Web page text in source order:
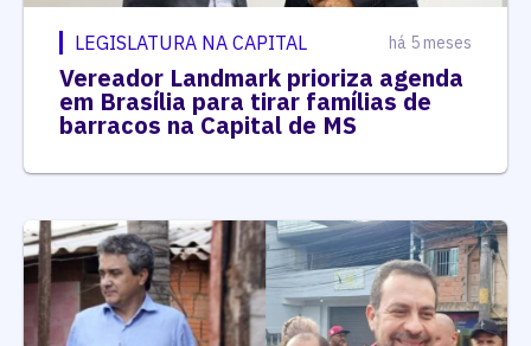
LEGISLATURA NA CAPITAL há 5 meses
Vereador Landmark prioriza agenda
em Brasília para tirar famílias de
barracos na Capital de MS